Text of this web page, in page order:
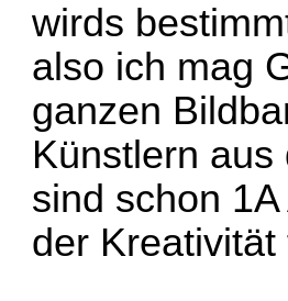
wirds
also ich mag
ganzen
Künstlern
sind schon
der Kreativität